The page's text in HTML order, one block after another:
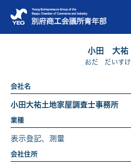
小田 大祐
おだ だいすけ
会社名
小田大祐土地家屋調査士事務所
業種
表示登記、測量
会社住所